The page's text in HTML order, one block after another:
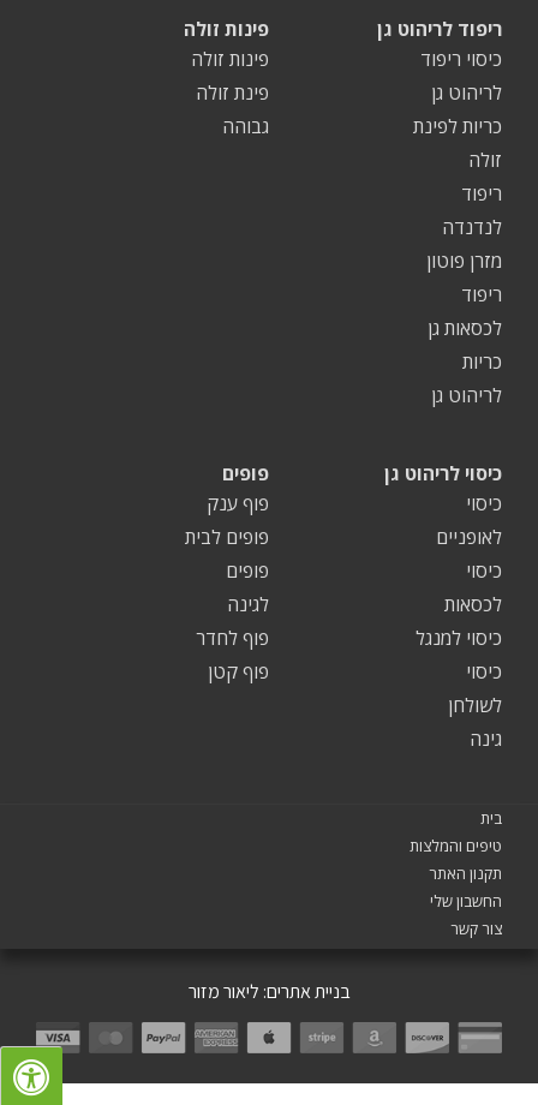
פינות זולה
פינות זולה
פינת זולה
גבוהה
ריפוד לריהוט גן
כיסוי ריפוד
לריהוט גן
כריות לפינת
זולה
ריפוד
לנדנדה
מזרן פוטון
ריפוד
לכסאות גן
כריות
לריהוט גן
פופים
פוף ענק
פופים לבית
פופים
לגינה
פוף לחדר
פוף קטן
כיסוי לריהוט גן
כיסוי
לאופניים
כיסוי
לכסאות
כיסוי למנגל
כיסוי
לשולחן
גינה
בית
טיפים והמלצות
תקנון האתר
החשבון שלי
צור קשר
בניית אתרים: ליאור מזור
SALE